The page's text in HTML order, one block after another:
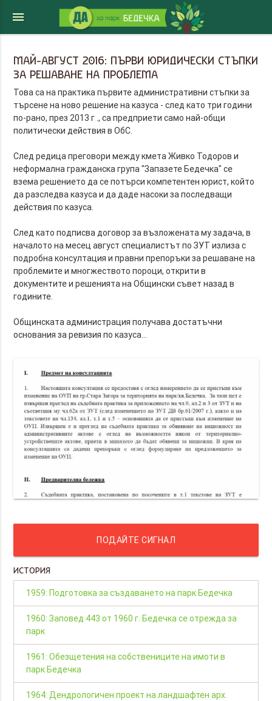
menu
МАЙ-АВГУСТ 2016: ПЪРВИ ЮРИДИЧЕСКИ СТЪПКИ
ЗА РЕШАВАНЕ НА ПРОБЛЕМА
Това са на практика първите административни стъпки за
търсене на ново решение на казуса - след като три години
по-рано, през 2013 г ., са предприети само най-общи
политически действия в ОбС.
След редица преговори между кмета Живко Тодоров и
неформална гражданска група "Запазете Бедечка" се
взема решението да се потърси компетентен юрист, който
да разследва казуса и да даде насоки за последващи
действия по казуса.
След като подписва договор за възложената му задача, в
началото на месец август специалистът по ЗУТ излиза с
подробна консултация и правни препоръки за решаване на
проблемите и многжеството пороци, открити в
документите и решенията на Общински съвет назад в
годините.
Общинската администрация получава достатъчни
основания за ревизия по казуса...
ПОДАЙТЕ СИГНАЛ
ИСТОРИЯ
1959: Подготовка за създаването на парк Бедечка
1960: Заповед 443 от 1960 г. Бедечка се отрежда за
парк
1961: Обезщетения на собствениците на имоти в
парк Бедечка
1964: Дендрологичен проект на ландшафтен арх.